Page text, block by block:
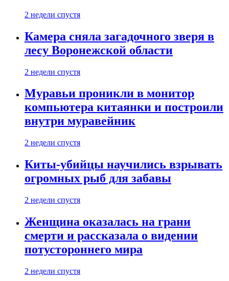
2 недели спустя
Камера сняла загадочного зверя в
лесу Воронежской области
2 недели спустя
Муравьи проникли в монитор
компьютера китаянки и построили
внутри муравейник
2 недели спустя
Киты-убийцы научились взрывать
огромных рыб для забавы
2 недели спустя
Женщина оказалась на грани
смерти и рассказала о видении
потустороннего мира
2 недели спустя